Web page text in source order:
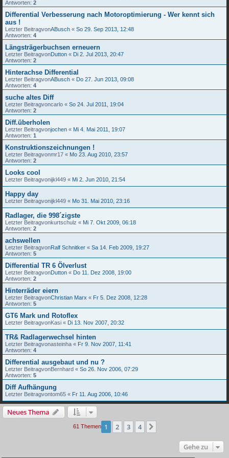
Antworten: 2
Differential Verbesserung nach Motoroptimierung - Wer kennt sich
aus !
Letzter BeitragvonABusch « So 29. Sep 2013, 12:48
Antworten: 4
Längsträgerbuchsen erneuern
Letzter BeitragvonDutton « Di 2. Jul 2013, 20:47
Antworten: 2
Hinterachse Differential
Letzter BeitragvonABusch « Do 27. Jun 2013, 09:08
Antworten: 4
suche altes Diff
Letzter Beitragvoncarlo « So 24. Jul 2011, 19:04
Antworten: 2
Diff.überholen
Letzter Beitragvonjochen « Mi 4. Mai 2011, 19:07
Antworten: 1
Konstruktionszeichnungen !
Letzter Beitragvonmr17 « Mo 23. Aug 2010, 23:57
Antworten: 2
Looks cool
Letzter Beitragvonijkl449 « Mi 2. Jun 2010, 21:54
Happy day
Letzter Beitragvonijkl449 « Mo 31. Mai 2010, 23:16
Radlager, die 998´zigste
Letzter Beitragvonkurtschulz « Mi 7. Okt 2009, 06:18
Antworten: 2
achswellen
Letzter BeitragvonRalf Schnitker « Sa 14. Feb 2009, 19:27
Antworten: 5
Differential TR 6 Ölverlust
Letzter BeitragvonDutton « Do 11. Dez 2008, 19:00
Antworten: 2
Hinterräder eiern
Letzter BeitragvonChristian Marx « Fr 5. Dez 2008, 12:28
Antworten: 5
GT6 Mark und Rotoflex
Letzter BeitragvonKasi « Di 13. Nov 2007, 20:32
TR& Radlagerwechsel hinten
Letzter Beitragvonasteinha « Fr 9. Nov 2007, 11:41
Antworten: 4
Differential ausgebaut und nu ?
Letzter BeitragvonBernhard « So 26. Nov 2006, 07:29
Antworten: 5
Diff Aufhängung
Letzter Beitragvontom65 « Fr 11. Aug 2006, 10:46
Neues Thema
61 Themen 1 2 3 4
Gehe zu